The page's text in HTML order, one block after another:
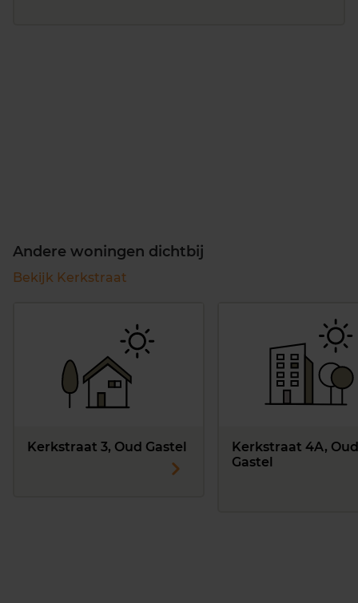
Andere woningen dichtbij
Bekijk Kerkstraat
Kerkstraat 3, Oud Gastel
Kerkstraat 4A, Oud
Gastel